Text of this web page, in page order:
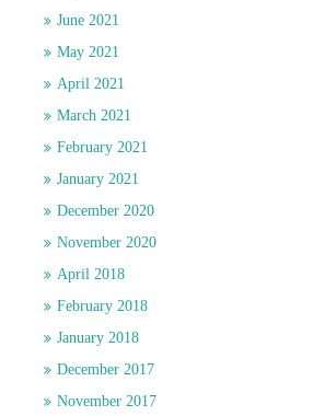
June 2021
May 2021
April 2021
March 2021
February 2021
January 2021
December 2020
November 2020
April 2018
February 2018
January 2018
December 2017
November 2017